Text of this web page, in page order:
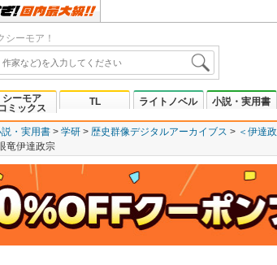
ーモア！
シーモア
ミックス
TL ライトノベル 小説・実用書
・実用書 学研 歴史群像デジタルアーカイブス
＜伊達
竜伊達政宗